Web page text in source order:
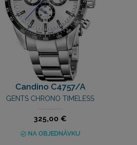
Candino C4757/A
GENTS CHRONO TIMELESS
325,00 €
NA OBJEDNÁVKU